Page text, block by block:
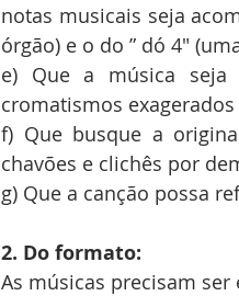
notas musicais seja
órgão) e o do ” dó 4″
e) Que a música seja
cromatismos
f) Que busque a
chavões e clichês por
g) Que a canção possa
2. Do formato:
As músicas precisam